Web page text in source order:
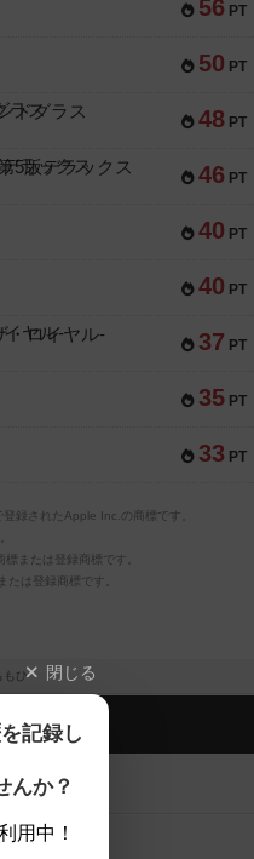
56 PT
50 PT
48 PT
ドグラス
46 PT
5版デラックス
40 PT
40 PT
37 PT
・ロイヤル-
35 PT
33 PT
録されたApple Inc.の商標です。
または登録商標です。
は登録商標です。
もひ 閉じる
記録し
んか？
用中！